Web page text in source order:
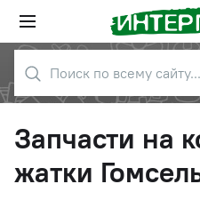
Запчасти на
жатки